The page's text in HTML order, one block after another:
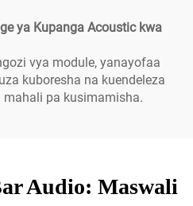
ya Kupanga Acoustic kwa
vya module, yanayofaa
kuboresha na kuendeleza
pa kusimamisha.
Audio: Maswali